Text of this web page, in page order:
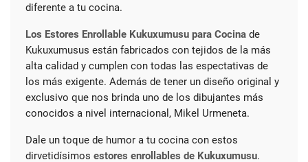
diferente a tu cocina.
Los Estores Enrollable Kukuxumusu para Cocinade
Kukuxumusus están fabricados con tejidos de la más
alta calidad y cumplen con todas las espectativas de
los más exigente. Además de tener un diseño original y
exclusivo que nos brinda uno de los dibujantes más
conocidos a nivel internacional, Mikel Urmeneta.
Dale un toque de humor a tu cocina con estos
dirvetidísimos estores enrollables de Kukuxumusu.